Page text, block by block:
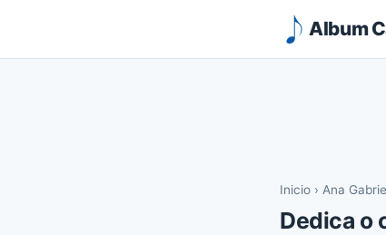
Album
Inicio › Ana
Dedica o